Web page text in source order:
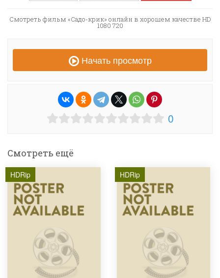
Смотреть фильм «Садо-крик» онлайн в хорошем качестве HD
1080 720
Начать просмотр
0
Смотреть ещё
HDRip HDRip